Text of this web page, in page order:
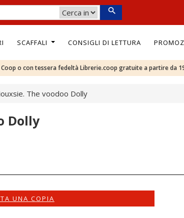
SCAFFALI CONSIGLI DI LETTURA
o con tessera fedeltà Librerie.coop gratuite a partire da
The voodoo Dolly
Dolly
UNA COPIA